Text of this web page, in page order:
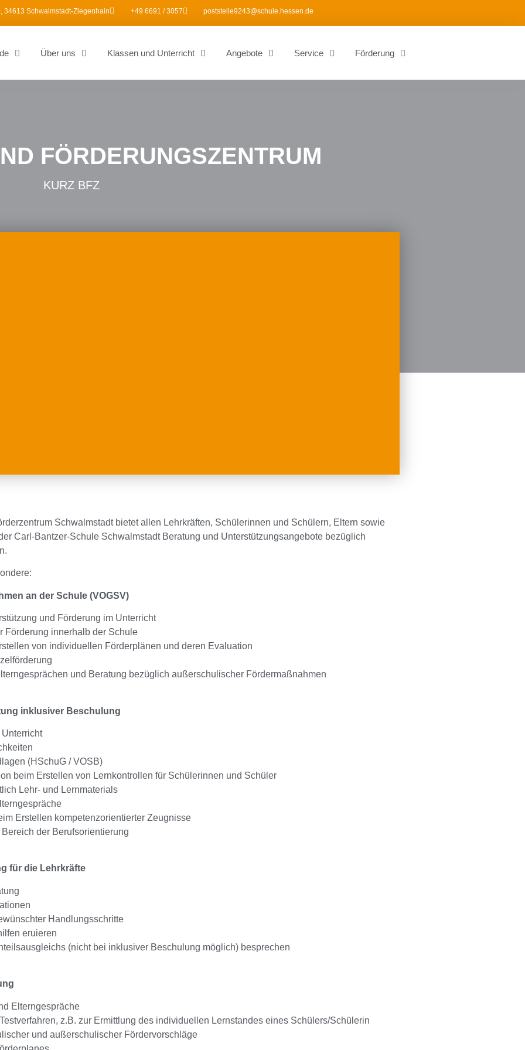
34613 Schwalmstadt-Ziegenhain +49 6691 / 3057 poststelle9243@schule.hessen.de
Über uns Klassen und Unterricht Angebote Service Förderung
FÖRDERUNGSZENTRUM
KURZ BFZ
Schwalmstadt bietet allen Lehrkräften, Schülerinnen und Schülern, Eltern sowie
Carl-Bantzer-Schule Schwalmstadt Beratung und Unterstützungsangebote bezüglich
an der Schule (VOGSV)
und Förderung im Unterricht
Förderung innerhalb der Schule
von individuellen Förderplänen und deren Evaluation
und Beratung bezüglich außerschulischer Fördermaßnahmen
inklusiver Beschulung
(HSchuG / VOSB)
beim Erstellen von Lernkontrollen für Schülerinnen und Schüler
Lehr- und Lernmaterials
Erstellen kompetenzorientierter Zeugnisse
der Berufsorientierung
für die Lehrkräfte
Handlungsschritte
eruieren
(nicht bei inklusiver Beschulung möglich) besprechen
Elterngespräche
z.B. zur Ermittlung des individuellen Lernstandes eines Schülers/Schülerin
und außerschulischer Fördervorschläge